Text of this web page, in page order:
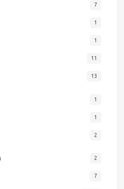
7
1
1
11
13
1
1
2
2
7